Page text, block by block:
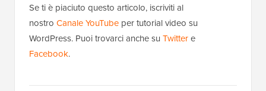
Se ti è piaciuto questo articolo, iscriviti al
nostro Canale YouTube per tutorial video su
WordPress. Puoi trovarci anche su Twittere
Facebook.